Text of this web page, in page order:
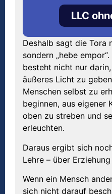
LLC
Deshalb sagt die Tora
sondern „hebe
besteht nicht nur
äußeres Licht zu
Menschen selbst zu
beginnen, aus eigener
oben zu streben und
erleuchten.
Daraus ergibt sich
Lehre – über
Wenn ein Mensch
sich nicht darauf